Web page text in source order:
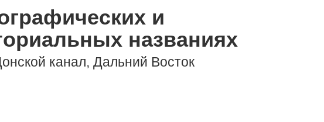
и
названиях
канал, Дальний Восток